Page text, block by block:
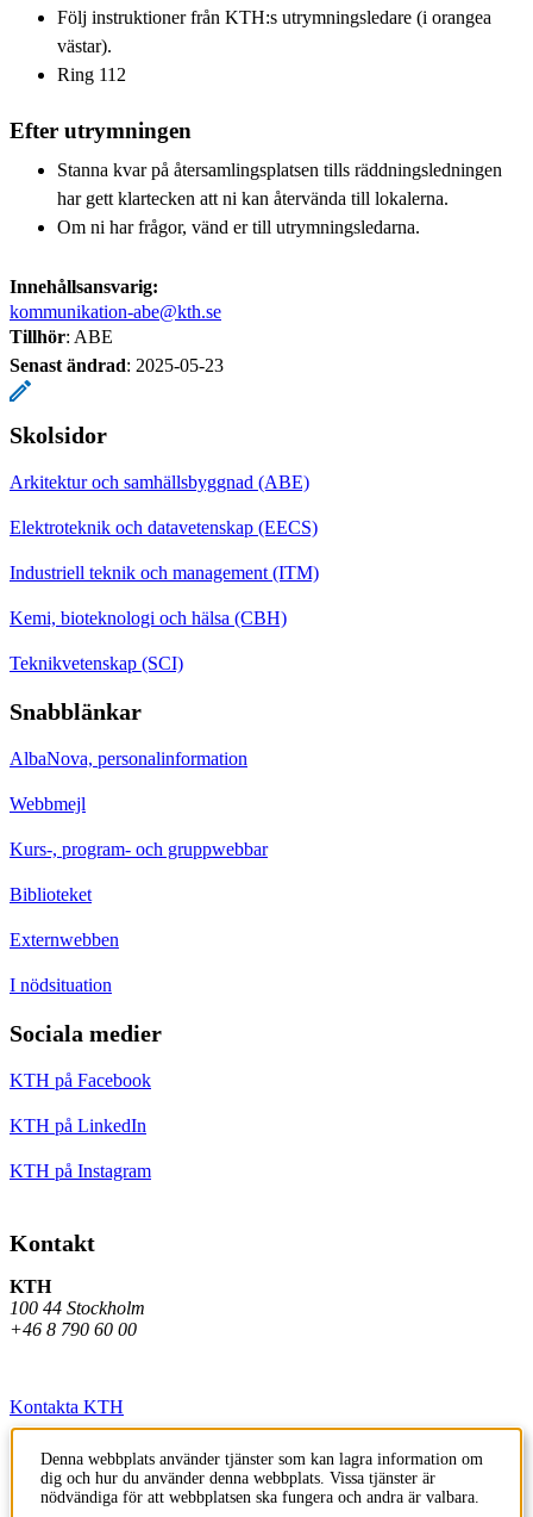
Följ instruktioner från KTH:s utrymningsledare (i orangea
västar).
Ring 112
Efter utrymningen
Stanna kvar på återsamlingsplatsen tills räddningsledningen
har gett klartecken att ni kan återvända till lokalerna.
Om ni har frågor, vänd er till utrymningsledarna.
Innehållsansvarig:
kommunikation-abe@kth.se
Tillhör: ABE
Senast ändrad: 2025-05-23
Skolsidor
Arkitektur och samhällsbyggnad (ABE)
Elektroteknik och datavetenskap (EECS)
Industriell teknik och management (ITM)
Kemi, bioteknologi och hälsa (CBH)
Teknikvetenskap (SCI)
Snabblänkar
AlbaNova, personalinformation
Webbmejl
Kurs-, program- och gruppwebbar
Biblioteket
Externwebben
I nödsituation
Sociala medier
KTH på Facebook
KTH på LinkedIn
KTH på Instagram
Kontakt
KTH
100 44 Stockholm
+46 8 790 60 00
Kontakta KTH
Jobba på KTH
Press och media
Denna webbplats använder tjänster som kan lagra information om
dig och hur du använder denna webbplats. Vissa tjänster är
nödvändiga för att webbplatsen ska fungera och andra är valbara.